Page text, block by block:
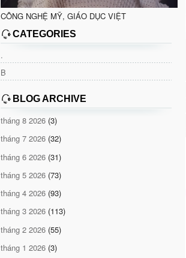
CÔNG NGHỆ MỸ, GIÁO DỤC VIỆT
CATEGORIES
.
B
BLOG ARCHIVE
tháng 8 2026 (3)
tháng 7 2026 (32)
tháng 6 2026 (31)
tháng 5 2026 (73)
tháng 4 2026 (93)
tháng 3 2026 (113)
tháng 2 2026 (55)
tháng 1 2026 (3)